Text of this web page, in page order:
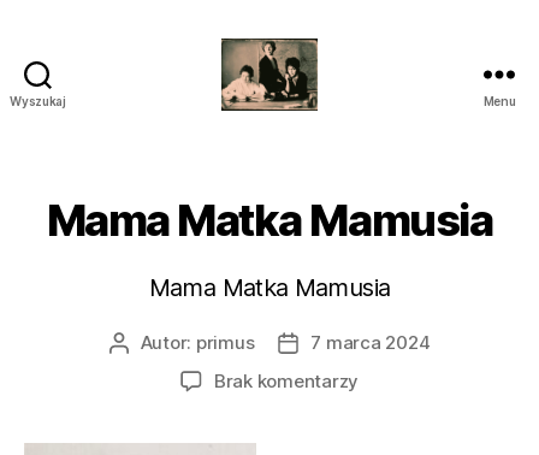
Wyszukaj
śródmieście
piaseczno
Menu
Mama Matka Mamusia
Mama Matka Mamusia
AutorAutor: primus
Data
wpisu
7 marca 2024
Brak komentarzy